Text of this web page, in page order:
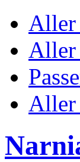
Aller
Aller
Aller